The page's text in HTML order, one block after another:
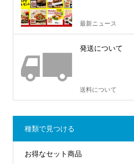
最新ニュース
発送について
送料について
種類で見つける
お得なセット商品